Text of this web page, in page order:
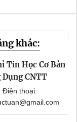
khác:
Tin Học Cơ Bản
CNTT
Điện thoại: